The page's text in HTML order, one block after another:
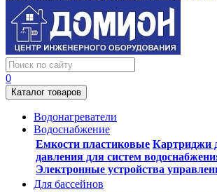
0
Каталог товаров
Водонагреватели
Водоснабжение
Емкости пластиковые Картриджи
давления для систем
Электронные устройства
Для бассейнов